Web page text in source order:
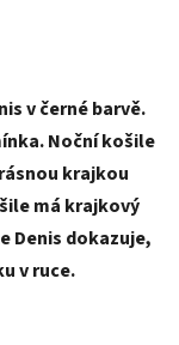
v černé barvě.
Noční košile
krajkou
má krajkový
Denis dokazuje,
v ruce.